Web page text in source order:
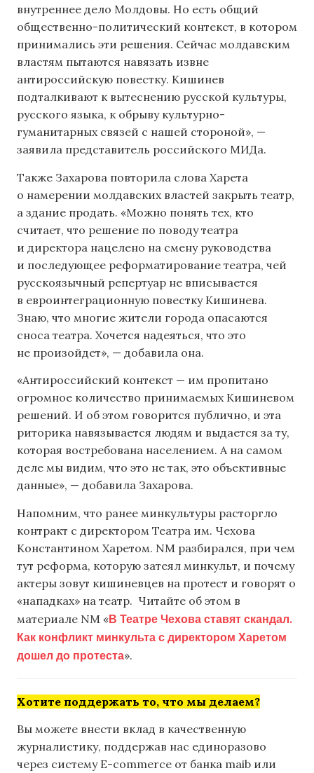
внутреннее дело Молдовы. Но есть общий
общественно-политический контекст, в котором
принимались эти решения. Сейчас молдавским
властям пытаются навязать извне
антироссийскую повестку. Кишинев
подталкивают к вытеснению русской культуры,
русского языка, к обрыву культурно-
гуманитарных связей с нашей стороной», —
заявила представитель российского МИДа.
Также Захарова повторила слова Харета
о намерении молдавских властей закрыть театр,
а здание продать. «Можно понять тех, кто
считает, что решение по поводу театра
и директора нацелено на смену руководства
и последующее реформатирование театра, чей
русскоязычный репертуар не вписывается
в евроинтеграционную повестку Кишинева.
Знаю, что многие жители города опасаются
сноса театра. Хочется надеяться, что это
не произойдет», — добавила она.
«Антироссийский контекст — им пропитано
огромное количество принимаемых Кишиневом
решений. И об этом говорится публично, и эта
риторика навязывается людям и выдается за ту,
которая востребована населением. А на самом
деле мы видим, что это не так, это объективные
данные», — добавила Захарова.
Напомним, что ранее минкультуры расторгло
контракт с директором Театра им. Чехова
Константином Харетом. NM разбирался, при чем
тут реформа, которую затеял минкульт, и почему
актеры зовут кишиневцев на протест и говорят о
«нападках» на театр. Читайте об этом в
материале NM «В Театре Чехова ставят скандал.
Как конфликт минкульта с директором Харетом
дошел до протеста».
Хотите поддержать то, что мы делаем?
Вы можете внести вклад в качественную
журналистику, поддержав нас единоразово
через систему E-commerce от банка maib или